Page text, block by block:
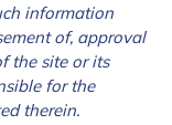
information
of, approval
the site or its
for the
therein.